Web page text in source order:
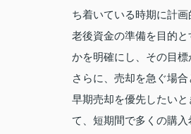
ち着いている時期に計画
老後資金の準備を目的
かを明確にし、その目
さらに、売却を急ぐ場
早期売却を優先したい
て、短期間で多くの購